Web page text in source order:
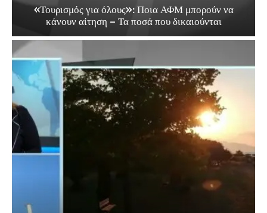
«Τουρισμός για όλους»: Ποια ΑΦΜ μπορούν να
κάνουν αίτηση – Τα ποσά που δικαιούνται